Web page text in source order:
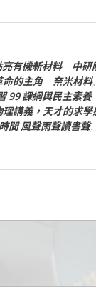
有機新材料—中
命的主角—奈米材料,
99 課綱與民主素
講義，天才的求學
間 風聲雨聲讀書聲,